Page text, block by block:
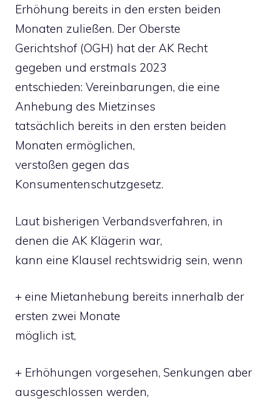
Erhöhung bereits in den ersten beiden
Monaten zuließen. Der Oberste
Gerichtshof (OGH) hat der AK Recht
gegeben und erstmals 2023
entschieden: Vereinbarungen, die eine
Anhebung des Mietzinses
tatsächlich bereits in den ersten beiden
Monaten ermöglichen,
verstoßen gegen das
Konsumentenschutzgesetz.
Laut bisherigen Verbandsverfahren, in
denen die AK Klägerin war,
kann eine Klausel rechtswidrig sein, wenn
+ eine Mietanhebung bereits innerhalb der
ersten zwei Monate
möglich ist,
+ Erhöhungen vorgesehen, Senkungen aber
ausgeschlossen werden,